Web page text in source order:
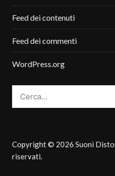
Feed dei contenuti
Feed dei commenti
WordPress.org
Copyright © 2026 Suoni
riservati.